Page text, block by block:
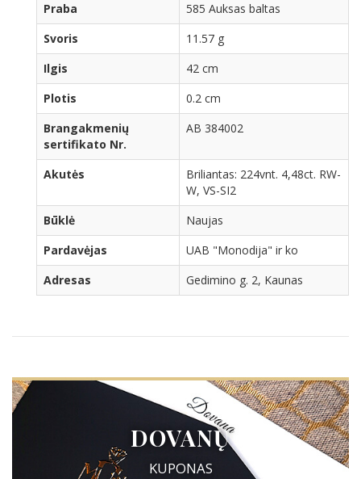
Praba
585 Auksas baltas
Svoris
11.57 g
Ilgis
42 cm
Plotis
0.2 cm
Brangakmenių
sertifikato Nr.
AB 384002
Akutės
Briliantas: 224vnt. 4,48ct. RW-
W, VS-SI2
Būklė
Naujas
Pardavėjas
UAB "Monodija" ir ko
Adresas
Gedimino g. 2, Kaunas
DOVANŲ
KUPONAS